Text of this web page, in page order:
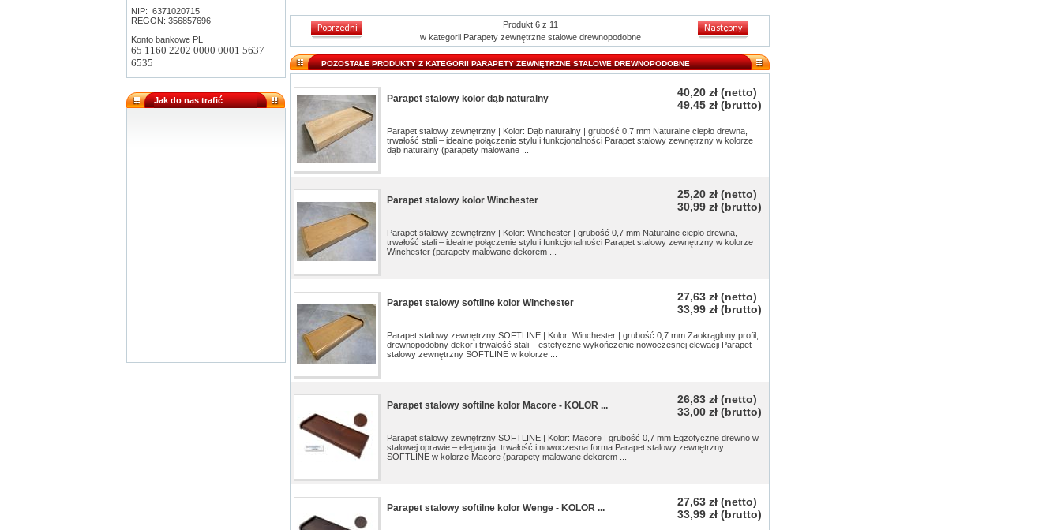
NIP: 6371020715
REGON: 356857696
Konto bankowe PL
65 1160 2202 0000 0001 5637
6535
Jak do nas trafić
Produkt 6 z 11
w kategorii Parapety zewnętrzne stalowe drewnopodobne
POZOSTAŁE PRODUKTY Z KATEGORII PARAPETY ZEWNĘTRZNE STALOWE DREWNOPODOBNE
Parapet stalowy kolor dąb naturalny 40,20 zł (netto)
49,45 zł (brutto)
Parapet stalowy zewnętrzny | Kolor: Dąb naturalny | grubość 0,7 mm Naturalne ciepło drewna,
trwałość stali – idealne połączenie stylu i funkcjonalności Parapet stalowy zewnętrzny w kolorze
dąb naturalny (parapety malowane ...
Parapet stalowy kolor Winchester 25,20 zł (netto)
30,99 zł (brutto)
Parapet stalowy zewnętrzny | Kolor: Winchester | grubość 0,7 mm Naturalne ciepło drewna,
trwałość stali – idealne połączenie stylu i funkcjonalności Parapet stalowy zewnętrzny w kolorze
Winchester (parapety malowane dekorem ...
Parapet stalowy softilne kolor Winchester 27,63 zł (netto)
33,99 zł (brutto)
Parapet stalowy zewnętrzny SOFTLINE | Kolor: Winchester | grubość 0,7 mm Zaokrąglony profil,
drewnopodobny dekor i trwałość stali – estetyczne wykończenie nowoczesnej elewacji Parapet
stalowy zewnętrzny SOFTLINE w kolorze ...
Parapet stalowy softilne kolor Macore - KOLOR ... 26,83 zł (netto)
33,00 zł (brutto)
Parapet stalowy zewnętrzny SOFTLINE | Kolor: Macore | grubość 0,7 mm Egzotyczne drewno w
stalowej oprawie – elegancja, trwałość i nowoczesna forma Parapet stalowy zewnętrzny
SOFTLINE w kolorze Macore (parapety malowane dekorem ...
Parapet stalowy softilne kolor Wenge - KOLOR ... 27,63 zł (netto)
33,99 zł (brutto)